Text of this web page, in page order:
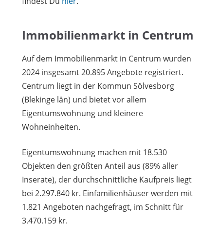
Immobilienmarkt in Centrum
Auf dem Immobilienmarkt in Centrum wurden
2024 insgesamt 20.895 Angebote registriert.
Centrum liegt in der Kommun Sölvesborg
(Blekinge län) und bietet vor allem
Eigentumswohnung und kleinere
Wohneinheiten.
Eigentumswohnung machen mit 18.530
Objekten den größten Anteil aus (89% aller
Inserate), der durchschnittliche Kaufpreis liegt
bei 2.297.840 kr. Einfamilienhäuser werden mit
1.821 Angeboten nachgefragt, im Schnitt für
3.470.159 kr.